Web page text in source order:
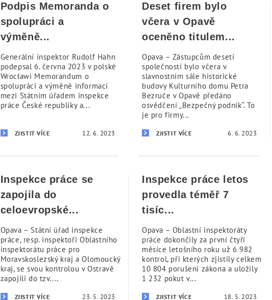
Podpis Memoranda o
spolupráci a
výměně...
Generální inspektor Rudolf Hahn
podepsal 6. června 2023 v polské
Wrocławi Memorandum o
spolupráci a výměně informací
mezi Státním úřadem inspekce
práce České republiky a...
ZJISTIT VÍCE 12. 6. 2023
Deset firem bylo
včera v Opavě
oceněno titulem...
Opava – Zástupcům deseti
společností bylo včera v
slavnostním sále historické
budovy Kulturního domu Petra
Bezruče v Opavě předáno
osvědčení „Bezpečný podnik“. To
je pro firmy...
ZJISTIT VÍCE 6. 6. 2023
Inspekce práce se
zapojila do
celoevropské...
Opava – Státní úřad inspekce
práce, resp. inspektoři Oblastního
inspektorátu práce pro
Moravskoslezský kraj a Olomoucký
kraj, se svou kontrolou v Ostravě
zapojili do tzv....
ZJISTIT VÍCE 23. 5. 2023
Inspekce práce letos
provedla téměř 7
tisíc...
Opava – Oblastní inspektoráty
práce dokončily za první čtyři
měsíce letošního roku už 6 982
kontrol, při kterých zjistily celkem
10 804 porušení zákona a uložily
1 232 pokut v...
ZJISTIT VÍCE 18. 5. 2023